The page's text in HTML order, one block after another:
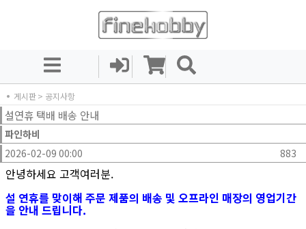
게시판> 공지사항
설연휴 택배 배송 안내
파인하비
2026-02-09 00:00
883
안녕하세요 고객여러분.
설 연휴를 맞이해 주문 제품의 배송 및 오프라인 매장의 영업기간
을 안내 드립니다.